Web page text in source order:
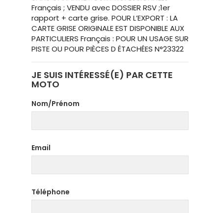
Français ; VENDU avec DOSSIER RSV ;1er
rapport + carte grise. POUR L’EXPORT : LA
CARTE GRISE ORIGINALE EST DISPONIBLE AUX
PARTICULIERS Français : POUR UN USAGE SUR
PISTE OU POUR PIÈCES D ÉTACHÉES N°23322
JE SUIS INTÉRESSÉ(E) PAR CETTE
MOTO
Nom/Prénom
Email
Téléphone